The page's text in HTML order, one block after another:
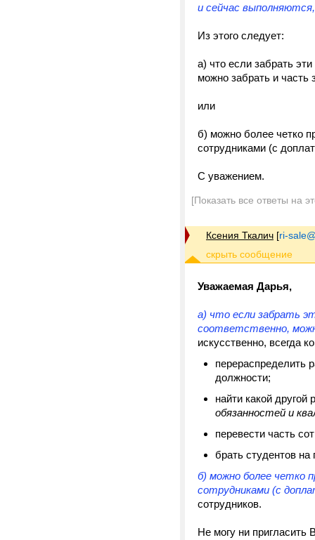
и сейчас
Из этого следует:
а) что если забрать
можно забрать и часть
или
б) можно более четко
сотрудниками (с
С уважением.
[Показать все ответы на
Ксения Ткалич [ri-
Уважаемая Дарья,
а) что если забрать
соответственно,
искусственно, всегда
перераспределить
должности;
найти какой другой
обязанностей и
перевести часть
брать студентов
б) можно более четко
сотрудниками (с
сотрудников.
Не могу ни пригласить